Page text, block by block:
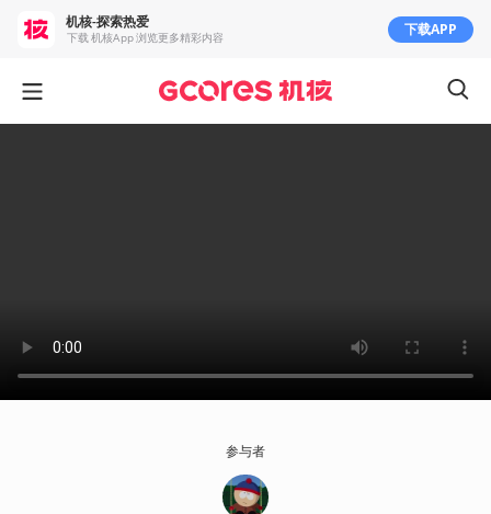
参与者
机核-探索热爱
下载 机核App 浏览更多精彩内容 下载APP